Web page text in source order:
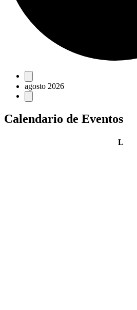
Eventos
agosto 2026
Calendario de Eventos
Llunes